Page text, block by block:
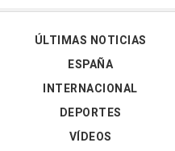
ÚLTIMAS NOTICIAS
ESPAÑA
INTERNACIONAL
DEPORTES
VÍDEOS